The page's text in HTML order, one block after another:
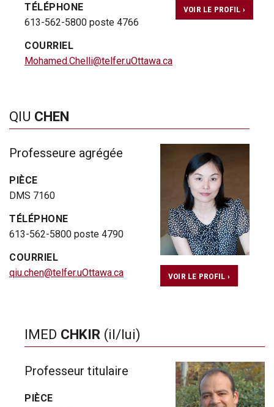
TÉLÉPHONE
613-562-5800 poste 4766
COURRIEL
Mohamed.Chelli@telfer.uOttawa.ca
VOIR LE PROFIL ›
QIU CHEN
Professeure agrégée
PIÈCE
DMS 7160
TÉLÉPHONE
613-562-5800 poste 4790
COURRIEL
qiu.chen@telfer.uOttawa.ca
VOIR LE PROFIL ›
IMED CHKIR (il/lui)
Professeur titulaire
PIÈCE